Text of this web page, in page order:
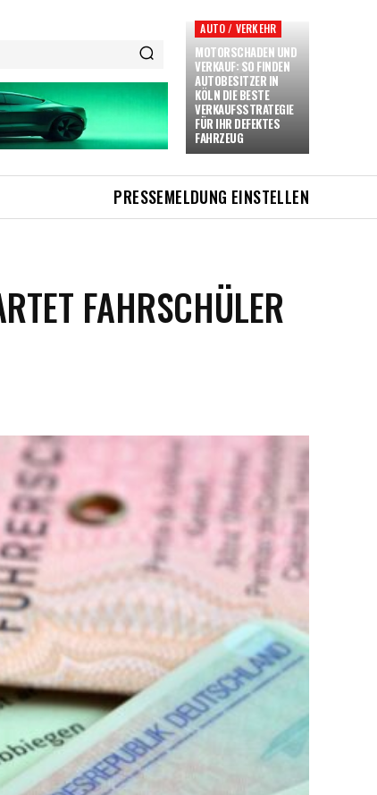
AUTO / VERKEHR
MOTORSCHADEN UND
VERKAUF: SO FINDEN
AUTOBESITZER IN
KÖLN DIE BESTE
VERKAUFSSTRATEGIE
FÜR IHR DEFEKTES
FAHRZEUG
PRESSEMELDUNG EINSTELLEN
FAHRSCHÜLER